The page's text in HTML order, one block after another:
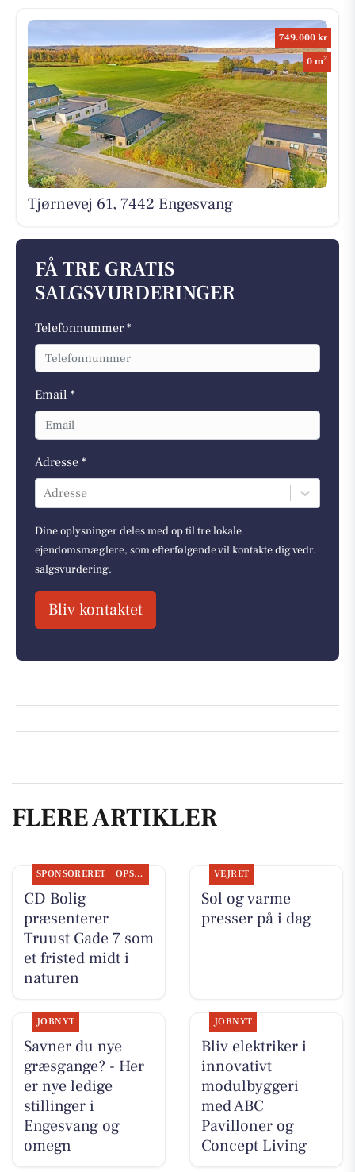
749.000 kr
0 m2
Tjørnevej 61, 7442 Engesvang
FÅ TRE GRATIS
SALGSVURDERINGER
Telefonnummer *
Email *
Adresse *
Adresse
Dine oplysninger deles med op til tre lokale
ejendomsmæglere, som efterfølgende vil kontakte dig vedr.
salgsvurdering.
Bliv kontaktet
FLERE ARTIKLER
SPONSORERET OPSLAGSTAVLEN
CD Bolig
præsenterer
Truust Gade 7 som
et fristed midt i
naturen
VEJRET
Sol og varme
presser på i dag
JOBNYT
Savner du nye
græsgange? - Her
er nye ledige
stillinger i
Engesvang og
omegn
JOBNYT
Bliv elektriker i
innovativt
modulbyggeri
med ABC
Pavilloner og
Concept Living